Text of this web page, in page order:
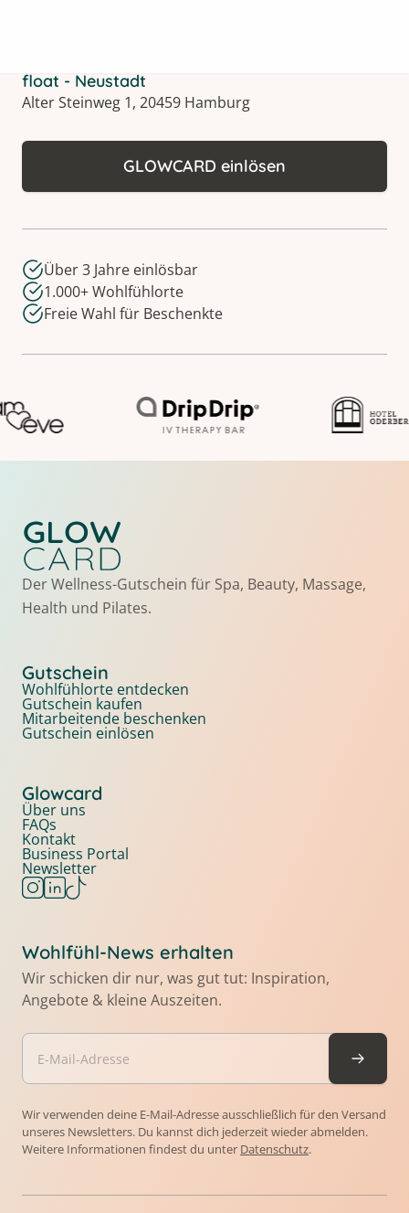
float - Neustadt
Alter Steinweg 1, 20459 Hamburg
GLOWCARD einlösen
Über 3 Jahre einlösbar
1.000+ Wohlfühlorte
Freie Wahl für Beschenkte
Der Wellness-Gutschein für Spa, Beauty, Massage,
Health und Pilates.
Gutschein
Wohlfühlorte entdecken
Gutschein kaufen
Mitarbeitende beschenken
Gutschein einlösen
Glowcard
Über uns
FAQs
Kontakt
Business Portal
Newsletter
Wohlfühl-News erhalten
Wir schicken dir nur, was gut tut: Inspiration,
Angebote & kleine Auszeiten.
Wir verwenden deine E-Mail-Adresse ausschließlich für den Versand
unseres Newsletters. Du kannst dich jederzeit wieder abmelden.
Weitere Informationen findest du unter Datenschutz.